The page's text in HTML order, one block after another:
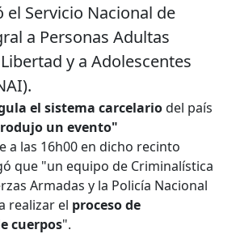
Servicio Nacional de
a Personas Adultas
y a Adolescentes
el sistema carcelariodel país
un evento"
a las 16h00 en dicho recinto
que "un equipo de Criminalística
Armadas y la Policía Nacional
realizar el proceso de
cuerpos".